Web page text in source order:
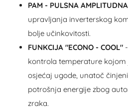
PAM - PULSNA
upravljanja inverterskog
bolje učinkovitosti.
FUNKCIJA "ECONO - COOL"
kontrola temperature kojom
osjećaj ugode, unatoč
potrošnja energije zbog
zraka.